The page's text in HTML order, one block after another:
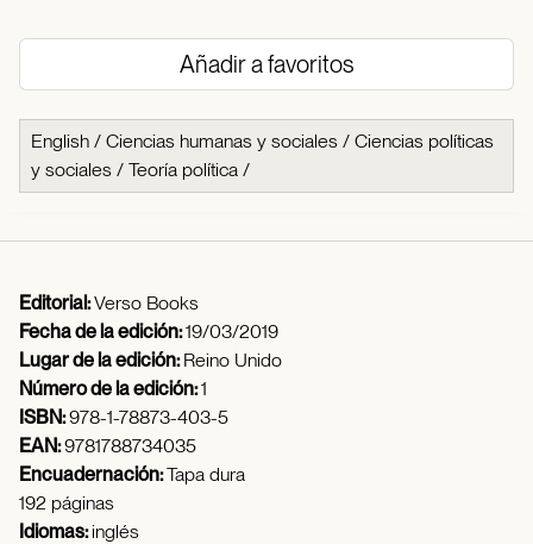
Añadir a favoritos
English / Ciencias humanas y sociales / Ciencias políticas
y sociales / Teoría política /
Editorial:Verso Books
Fecha de la edición:19/03/2019
Lugar de la edición:Reino Unido
Número de la edición:1
ISBN:978-1-78873-403-5
EAN:9781788734035
Encuadernación:Tapa dura
192 páginas
Idiomas:inglés